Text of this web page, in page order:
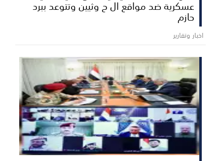
عسكرية ضد مواقع ال ح وثيين وتتوعد ببرد
حازم
اخبار وتقارير